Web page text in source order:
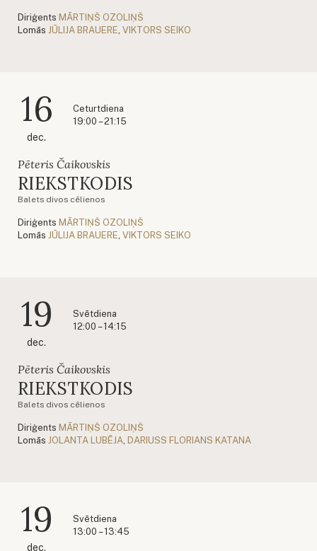
Diriģents MĀRTIŅŠ OZOLIŅŠ
Lomās JŪLIJA BRAUERE VIKTORS SEIKO
16
dec.
Ceturtdiena
19:00 – 21:15
Pēteris Čaikovskis
RIEKSTKODIS
Balets divos cēlienos
Diriģents MĀRTIŅŠ OZOLIŅŠ
Lomās JŪLIJA BRAUERE VIKTORS SEIKO
19
dec.
Svētdiena
12:00 – 14:15
Pēteris Čaikovskis
RIEKSTKODIS
Balets divos cēlienos
Diriģents MĀRTIŅŠ OZOLIŅŠ
Lomās JOLANTA LUBĒJA DARIUSS FLORIANS KATANA
19
dec.
Svētdiena
13:00 – 13:45